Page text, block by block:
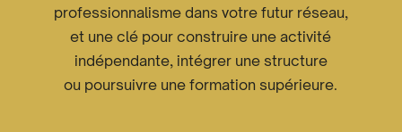
professionnalisme dans votre futur réseau,
et une clé pour construire une activité
indépendante, intégrer une structure
ou poursuivre une formation supérieure.